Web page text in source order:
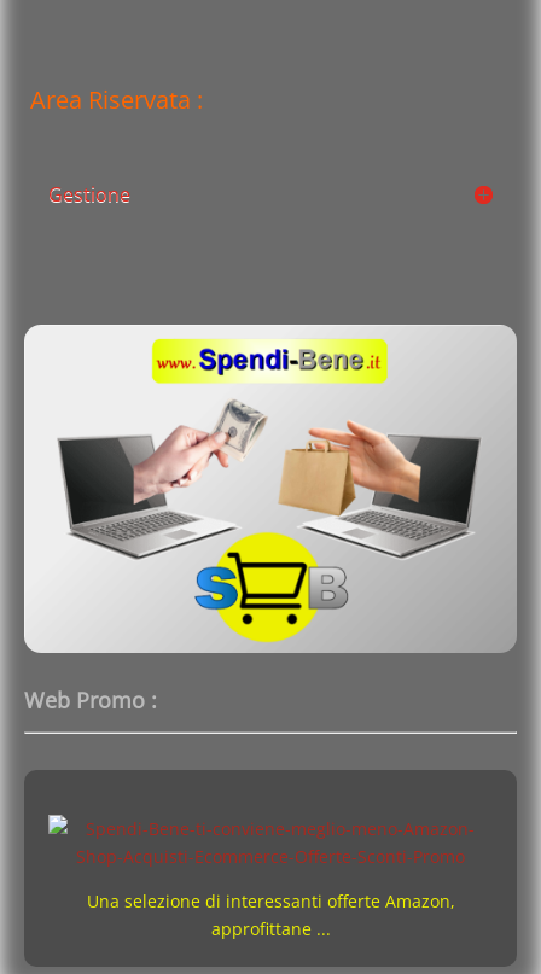
Area Riservata :
Gestione
Web Promo :
Una selezione di interessanti offerte Amazon,
approfittane ...